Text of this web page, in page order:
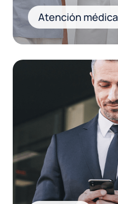
Atención médica